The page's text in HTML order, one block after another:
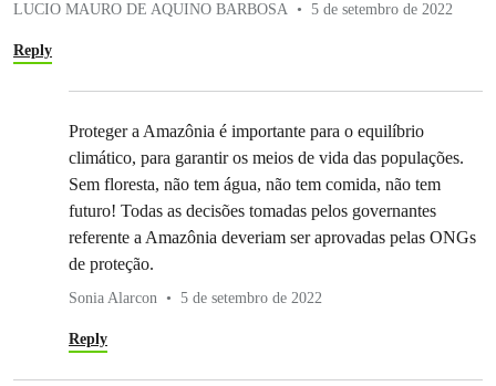
LUCIO MAURO DE AQUINO BARBOSA 5 de setembro de 2022
Reply
Proteger a Amazônia é importante para o equilíbrio
climático, para garantir os meios de vida das populações.
Sem floresta, não tem água, não tem comida, não tem
futuro! Todas as decisões tomadas pelos governantes
referente a Amazônia deveriam ser aprovadas pelas ONGs
de proteção.
Sonia Alarcon 5 de setembro de 2022
Reply